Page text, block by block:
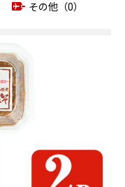
その他（0）